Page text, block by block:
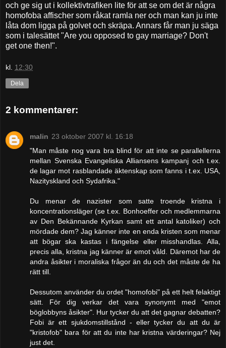
och ge sig ut i kollektivtrafiken lite för att se om det är några
homofoba affischer som råkat ramla ner och man kan ju inte
låta dom ligga på golvet och skräpa. Annars får man ju säga
som i talesättet "Are you opposed to gay marriage? Don't
get one then!".
kl. 12:30
Dela
2 kommentarer:
malin 23 oktober 2007 kl. 16:18
"Man måste nog vara bra blind för att inte se parallellerna
mellan Svenska Evangeliska Alliansens kampanj och t.ex.
de lagar mot rasblandade äktenskap som fanns i t.ex. USA,
Nazityskland och Sydafrika."
Du menar de nazister som satte troende kristna i
koncentrationsläger (se t.ex. Bonhoeffer och medlemmarna
av Den Bekännande Kyrkan samt ett antal katoliker) och
mördade dem? Jag känner inte en enda kristen som menar
att bögar ska kastas i fängelse eller misshandlas. Alla,
precis alla, kristna jag känner är emot våld. Däremot har de
andra åsikter i moraliska frågor än du och det måste de ha
rätt till.
Dessutom använder du ordet "homofobi" på ett helt felaktigt
sätt. För dig verkar det vara synonymt med "emot
böglobbyns åsikter". Hur tycker du att det gagnar debatten?
Fobi är ett sjukdomstillstånd - eller tycker du att du är
"kristofob" bara för att du inte har kristna värderingar? Nej
just det.